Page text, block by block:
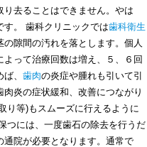
去ることはできません。やは
す。 歯科クリニックでは歯科衛生
隙間の汚れを落とします。個人
って治療回数は増え、５、６回
、 歯肉の炎症や腫れも引いて引
炎の症状緩和、改善につながり
り等)もスムーズに行えるように
つには、一度歯石の除去を行うだ
院が必要となります。通常で